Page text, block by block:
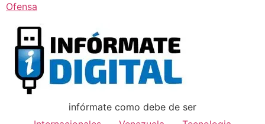
Ofensa
infórmate como debe de ser